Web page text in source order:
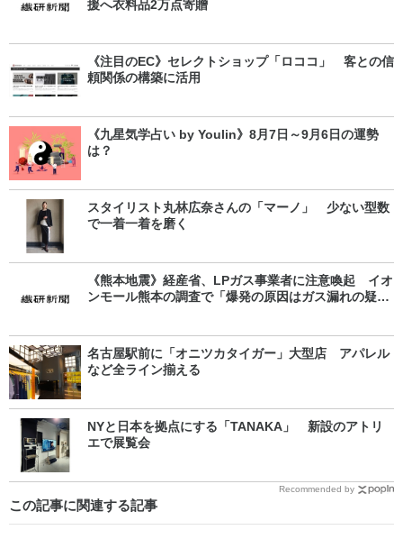
援へ衣料品2万点寄贈
《注目のEC》セレクトショップ「ロココ」 客との信
頼関係の構築に活用
《九星気学占い by Youlin》8月7日～9月6日の運勢
は？
スタイリスト丸林広奈さんの「マーノ」 少ない型数
で一着一着を磨く
《熊本地震》経産省、LPガス事業者に注意喚起 イオ
ンモール熊本の調査で「爆発の原因はガス漏れの疑
名古屋駅前に「オニツカタイガー」大型店 アパレル
など全ライン揃える
NYと日本を拠点にする「TANAKA」 新設のアトリ
エで展覧会
Recommended by
この記事に関連する記事